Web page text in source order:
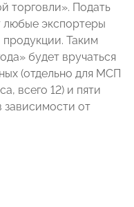
торговли». Подать
любые экспортеры
Таким
будет вручаться
(отдельно для МСП
всего 12) и пяти
зависимости от